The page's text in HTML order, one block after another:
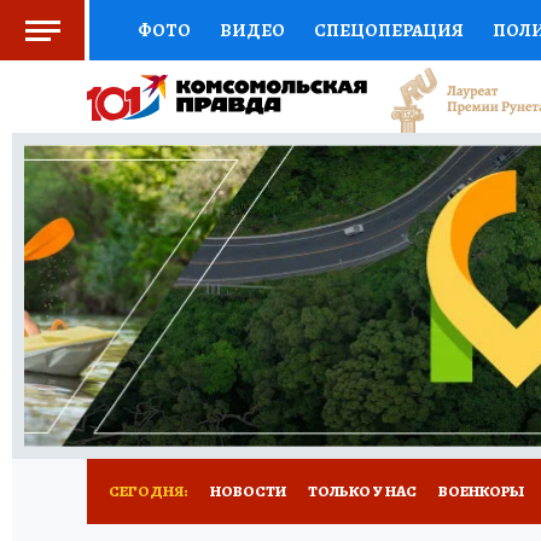
ФОТО ВИДЕО СПЕЦОПЕРАЦИЯ
СОЦПОДДЕРЖКА НАУКА СПЕЦПРОЕКТЫ
НАЦИОНАЛЬНЫЕ ПРОЕКТЫ РОССИИ
ЖЕНСКИЕ СЕКРЕТЫ ПУТЕВОДИТЕЛЬ
ДЕФИЦИТ ЖЕЛЕЗА ПРЕСС-ЦЕНТР
РЕКЛАМА ТЕСТЫ НОВОЕ НА САЙТЕ
СЕГОДНЯ: НОВОСТИ ТОЛЬКО У НАС ВОЕНКОРЫ